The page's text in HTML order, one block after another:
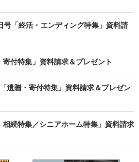
号「終活・エンディング特集」資料請
付特集」資料請求＆プレゼント
遺贈・寄付特集」資料請求＆プレゼン
続特集／シニアホーム特集」資料請求